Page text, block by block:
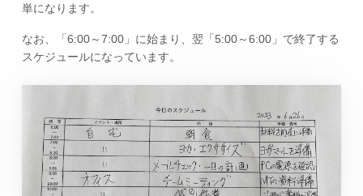
単になります。
なお、「6:00～7:00」に始まり、翌「5:00～6:00」で終了する
スケジュールになっています。